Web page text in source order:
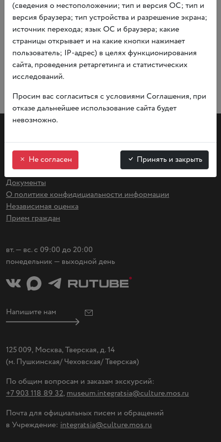
Посетить выставку бесплатно.
Документы
О политике конфидициальности информации
Независимая оценка
Прием граждан
вт. — вс. с 09:00 до 20:00
понедельник — выходной день
Напишите нам
125 009, Москва, Тверская, д. 14
(м. Пушкинская/ Чеховская/ Тверская)
По общим вопросам и заказам экскурсий:
+7 903 118 89 32,museum.integratsia@culture.mos.ru
Почта для официальных писем и обращений
в Учреждение: integratsia@culture.mos.ru
(сведения о местоположении; тип и версия ОС; тип и
версия браузера; тип устройства и разрешение экрана;
источник перехода; язык ОС и браузера; какие
страницы открывает и на какие кнопки нажимает
пользователь; IP-адрес) в целях функционирования
сайта, проведения ретаргетинга и статистических
исследований.
Просим вас согласиться с условиями Соглашения, при
отказе дальнейшее использование сайта будет
невозможно.
Не согласен Принять и закрыть